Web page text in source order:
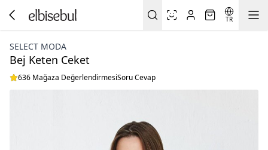
TR
SELECT MODA
Bej Keten Ceket
636 Mağaza DeğerlendirmesiSoru Cevap